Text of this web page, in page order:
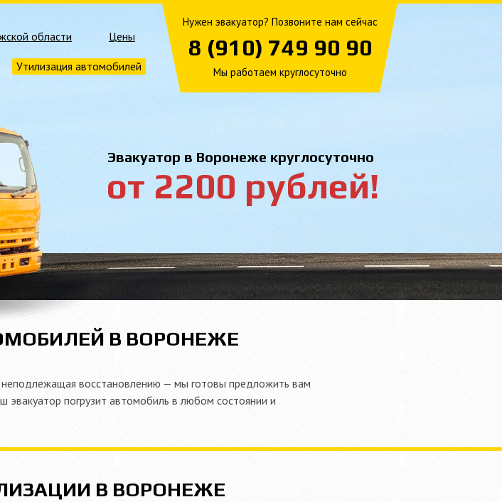
Нужен эвакуатор? Позвоните нам сейчас
8 (910) 749 90 90
Мы работаем круглосуточно
области Цены
Утилизация автомобилей
Эвакуатор в Воронеже круглосуточно
от 2200 рублей!
В ВОРОНЕЖЕ
восстановлению — мы готовы предложить вам
эвакуатор погрузит автомобиль в любом состоянии и
В ВОРОНЕЖЕ